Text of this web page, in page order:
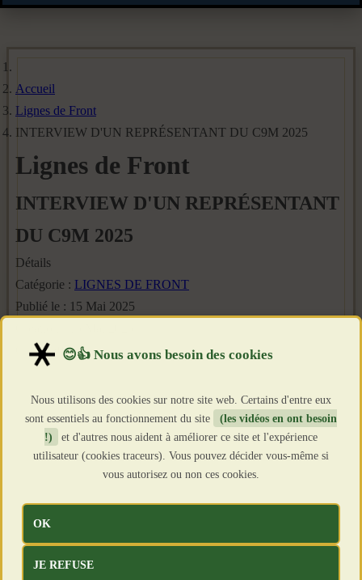
Accueil
Lignes de Front
INTERVIEW D'UN REPRÉSENTANT DU C9M 2025
Lignes de Front
INTERVIEW D'UN REPRÉSENTANT
DU C9M 2025
Détails
Catégorie : LIGNES DE FRONT
Publié le : 15 Mai 2025
Clics : 2074
Nous utilisons des cookies sur notre site web. Certains d'entre eux
sont essentiels au fonctionnement du site
(les vidéos en ont besoin
!)
et d'autres nous aident à améliorer ce site et l'expérience
utilisateur (cookies traceurs). Vous pouvez décider vous-même si
vous autorisez ou non ces cookies.
OK
JE REFUSE